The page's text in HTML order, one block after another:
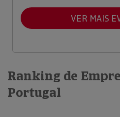
VER MAIS
Ranking de
Portugal